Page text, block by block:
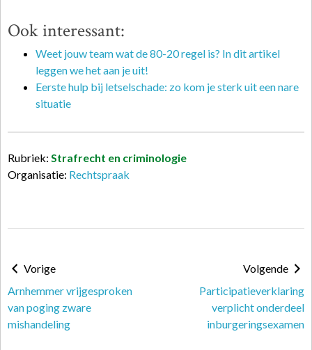
Ook interessant:
Weet jouw team wat de 80-20 regel is? In dit artikel
leggen we het aan je uit!
Eerste hulp bij letselschade: zo kom je sterk uit een nare
situatie
Rubriek: Strafrecht en criminologie
Organisatie: Rechtspraak
Vorige
Arnhemmer vrijgesproken
van poging zware
mishandeling
Volgende
Participatieverklaring
verplicht onderdeel
inburgeringsexamen